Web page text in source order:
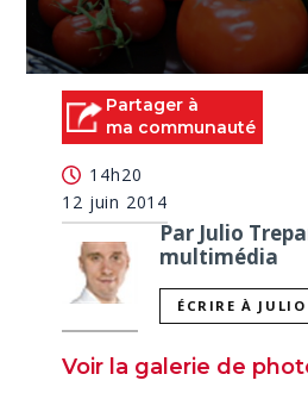
seconds Partager à
ma communauté
14h20
12 juin 2014
Par Julio
multimédia
ÉCRIRE À
Voir la galerie de